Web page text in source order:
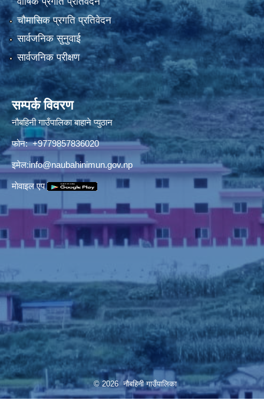
चौमासिक प्रगति प्रतिवेदन
सार्वजनिक सुनुवाई
सार्वजनिक परीक्षण
सम्पर्क विवरण
नौबहिनी गाउँपालिका बाहाने प्युठान
फोन: +9779857836020
इमेल:info@naubahinimun.gov.np
माेवाइल एप
© 2026 नौबहिनी गाउँपालिका